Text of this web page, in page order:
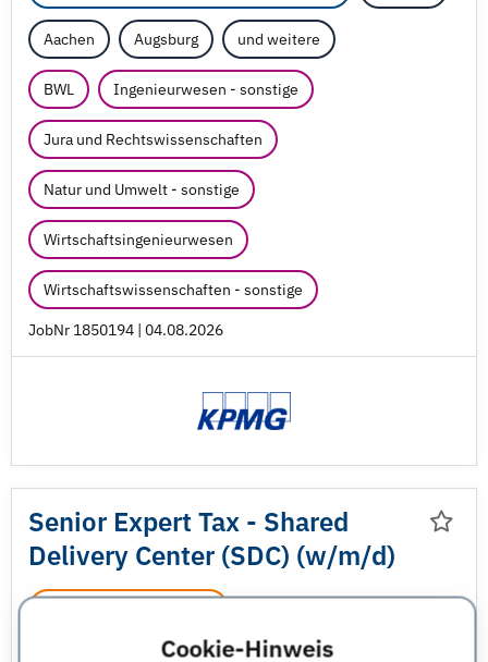
Cookie-Hinweis
Aachen Augsburg und weitere
BWL Ingenieurwesen - sonstige
Jura und Rechtswissenschaften
Natur und Umwelt - sonstige
Wirtschaftsingenieurwesen
Wirtschaftswissenschaften - sonstige
JobNr 1850194 | 04.08.2026
Senior Expert Tax - Shared
Delivery Center (SDC) (w/m/d)